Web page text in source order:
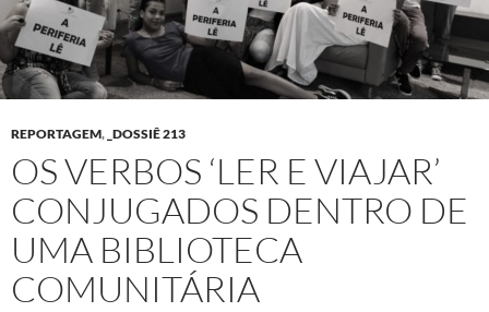
REPORTAGEM, _DOSSIÊ 213
OS VERBOS ‘LER E VIAJAR’
CONJUGADOS DENTRO DE
UMA BIBLIOTECA
COMUNITÁRIA